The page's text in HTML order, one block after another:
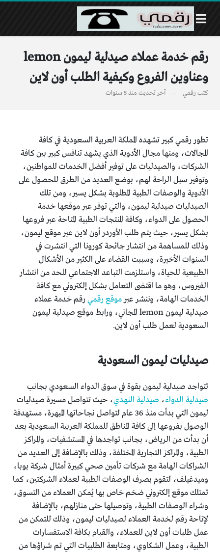
رقم خدمة عملاء صيدلية ليمون lemon
وعناوين الفروع وكيفية الطلب أون لاين
كتب رقمي آخر تحديث منذ 5 سنوات
تطور رقمي كبير تشهده المملكة العربية السعودية في كافة
المجالات، ومنها مجال الأدوية الذي يشهد تنافس كبير بين كافة
الشركات، والصيدليات على توفير أفضل الخدمات للمواطنين،
وتوفير سبل الراحة لهم، بوضع العديد من الطرق للحصول على
الأدوية والوصفات الطبية المطلوبة بشكل يسير، ومن تلك
الصيدليات صيدلية ليمون، والتي توفر عبر موقعها خدمة
الحصول على الدواء، وكافة المنتجات الطبية المتاحة عبر فروعها
بشكل يسير، حيث يتم طلب الأوردر أون لاين عبر موقع ليمون،
وذلك للمساهمة من انتشار جائحة كورونا التي انتشرت في
السنوات الأخيرة، وسببت القضاء على الكثير من الأشكال
الطبيعية للحياة، واستلزمت التباعد الاجتماعي للحد من انتشار
الفيروس، وهو ما اقتضى التعامل بشكل إلكتروني مع كافة
الخدمات الهامة، وننشر عبر موقع رقميرقم خدمة عملاء
صيدلية ليمون lemon المجاني، ورابط موقع صيدلية ليمون
السعودية لعمل طلب أون لاين.
صيدليات ليمون السعودية
تتواجد صيدلية ليمون بقوة في سوق الدواء السعودي بجانب
صيدلية الدواء، صيدلية النهدي، حيث تتواصل مسيرة صيدليات
ليمون التي بدأت منذ 36 عام لتواصل نجاحاتها المبهرة، مستهدفة
الوصول بفروعها إلى كافة المناطق للمملكة العربية السعودية بعد
أن بدأت من الرياض، بجانب تواجدها في المستشفيات، والمراكز
الطبية، والمراكز التجارية المختلفة، وذلك بالإضافة إلى العديد من
الشراكات الهامة مع شركات تأمين صحي كبيرة أمثال شركة بوبا،
وميدغيلف، لتقوم بصرف الوصفات الطبية لعملاء الشركتين، كما
تمتلك موقع إلكتروني ضخم خاص بها يُمكن العملاء من التسوق،
وشراء الوصفات الطبية، وتوصيلها حتى منازلهم، بالإضافة
لإتاحة رقم لخدمة العملاء لصيدليات ليمون، وذلك للتمكن من
عمل طلبات أون لاين للعملاء، والقيام بكافة الاستفسارات
الطبية، وعمل الشكاوي، ومتابعة الطلبيات التي تم شراؤها من